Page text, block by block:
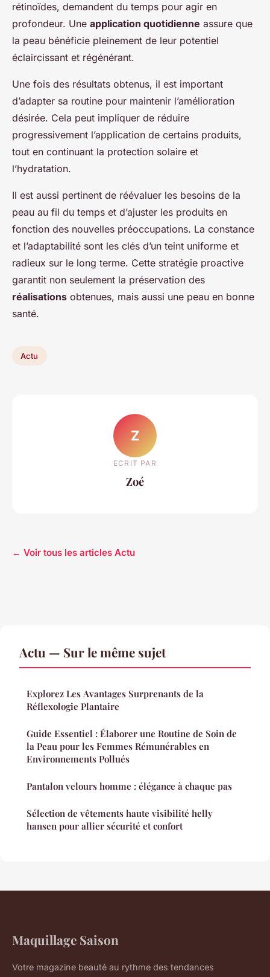
rétinoïdes, demandent du temps pour agir en
profondeur. Une application quotidienne assure que
la peau bénéficie pleinement de leur potentiel
éclaircissant et régénérant.
Une fois des résultats obtenus, il est important
d’adapter sa routine pour maintenir l’amélioration
désirée. Cela peut impliquer de réduire
progressivement l’application de certains produits,
tout en continuant la protection solaire et
l’hydratation.
Il est aussi pertinent de réévaluer les besoins de la
peau au fil du temps et d’ajuster les produits en
fonction des nouvelles préoccupations. La constance
et l’adaptabilité sont les clés d’un teint uniforme et
radieux sur le long terme. Cette stratégie proactive
garantit non seulement la préservation des
réalisations obtenues, mais aussi une peau en bonne
santé.
Actu
Z
ECRIT PAR
Zoé
← Voir tous les articles Actu
Actu — Sur le même sujet
Explorez Les Avantages Surprenants de la
Réflexologie Plantaire
Guide Essentiel : Élaborer une Routine de Soin de
la Peau pour les Femmes Rémunérables en
Environnements Pollués
Pantalon velours homme : élégance à chaque pas
Sélection de vêtements haute visibilité helly
hansen pour allier sécurité et confort
Maquillage Saison
Votre magazine beauté au rythme des tendances